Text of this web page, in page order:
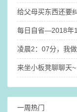
给父母买东西还要
每日自省—2018年
凌晨2：07分，我
来坐小板凳聊聊天~
一周热门